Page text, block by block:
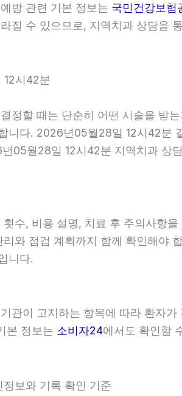
방 관련 기본 정보는 국민건강보험
질 수 있으므로, 지역치과 상담을
시42분
할 때는 단순히 어떤 시술을 받
니다. 2026년05월28일 12시42
05월28일 12시42분 지역치과 상
수, 비용 설명, 치료 후 주의사항
와 점검 계획까지 함께 확인해야
니다.
관이 고지하는 항목에 따라 환자
본 정보는 소비자24에서도 확인할
보와 기록 확인 기준